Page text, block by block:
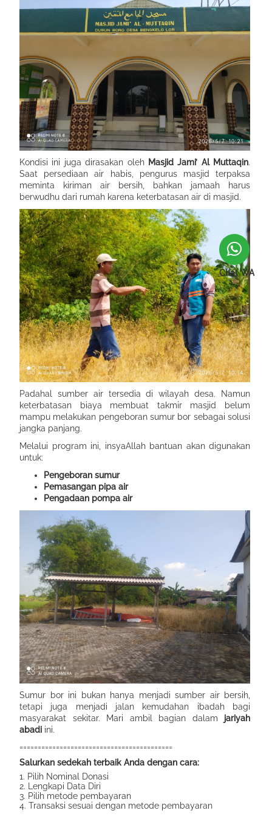
Kondisi ini juga dirasakan oleh Masjid Jami’ Al Muttaqin.
Saat persediaan air habis, pengurus masjid terpaksa
meminta kiriman air bersih, bahkan jamaah harus
berwudhu dari rumah karena keterbatasan air di masjid.
Padahal sumber air tersedia di wilayah desa. Namun
keterbatasan biaya membuat takmir masjid belum
mampu melakukan pengeboran sumur bor sebagai solusi
jangka panjang.
Melalui program ini, insyaAllah bantuan akan digunakan
untuk:
Pengeboran sumur
Pemasangan pipa air
Pengadaan pompa air
Sumur bor ini bukan hanya menjadi sumber air bersih,
tetapi juga menjadi jalan kemudahan ibadah bagi
masyarakat sekitar. Mari ambil bagian dalam jariyah
abadi ini.
==========================================
Salurkan sedekah terbaik Anda dengan cara:
1. Pilih Nominal Donasi
2. Lengkapi Data Diri
3. Pilih metode pembayaran
4. Transaksi sesuai dengan metode pembayaran
Chat WA